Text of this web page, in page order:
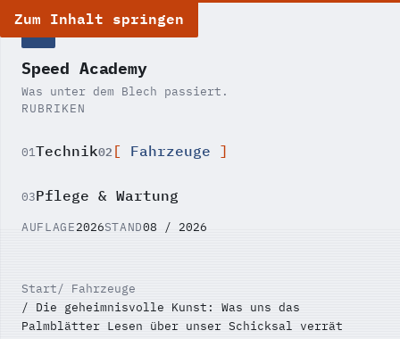
Zum Inhalt springen
SA
Speed Academy
Was unter dem Blech passiert.
RUBRIKEN
01Technik02 Fahrzeuge
03Pflege & Wartung
AUFLAGE2026STAND08 / 2026
Start
Fahrzeuge
Die geheimnisvolle Kunst: Was uns das
Palmblätter Lesen über unser Schicksal verrät